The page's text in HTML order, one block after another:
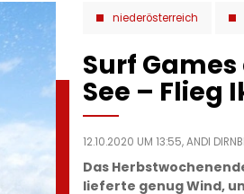
niederösterreich
Surf
See – Flieg
12.10.2020 UM 13:55,ANDI
Das
lieferte genug Wind,